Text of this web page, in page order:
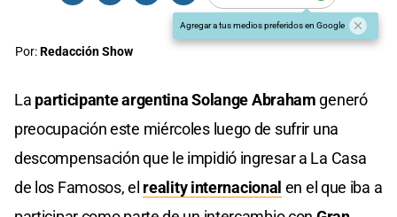
Agregar a tus medios preferidos en Google
Por:Redacción Show
La participante argentina Solange Abraham generó
preocupación este miércoles luego de sufrir una
descompensación que le impidió ingresar a La Casa
de los Famosos, el reality internacional en el que iba a